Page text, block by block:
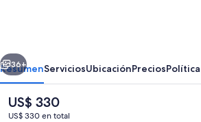
Siguiente
36+
ResumenServiciosUbicaciónPrecios
El
precio
US$ 330
US$ 330 en total